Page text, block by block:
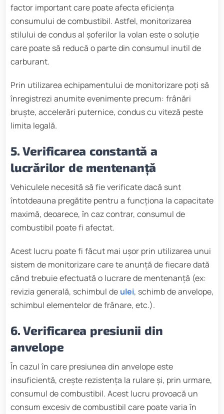
factor important care poate afecta eficiența
consumului de combustibil. Astfel, monitorizarea
stilului de condus al șoferilor la volan este o soluție
care poate să reducă o parte din consumul inutil de
carburant.
Prin utilizarea echipamentului de monitorizare poți să
înregistrezi anumite evenimente precum: frânări
bruște, accelerări puternice, condus cu viteză peste
limita legală.
5. Verificarea constantă a
lucrărilor de mentenanță
Vehiculele necesită să fie verificate dacă sunt
întotdeauna pregătite pentru a funcționa la capacitate
maximă, deoarece, în caz contrar, consumul de
combustibil poate fi afectat.
Acest lucru poate fi făcut mai ușor prin utilizarea unui
sistem de monitorizare care te anunță de fiecare dată
când trebuie efectuată o lucrare de mentenanță (ex:
revizia generală, schimbul de ulei, schimb de anvelope,
schimbul elementelor de frânare, etc.).
6. Verificarea presiunii din
anvelope
În cazul în care presiunea din anvelope este
insuficientă, crește rezistența la rulare și, prin urmare,
consumul de combustibil. Acest lucru provoacă un
consum excesiv de combustibil care poate varia în